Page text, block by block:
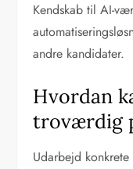
Kendskab til AI-
andre kandidater.
Hvordan
troværdig
Udarbejd